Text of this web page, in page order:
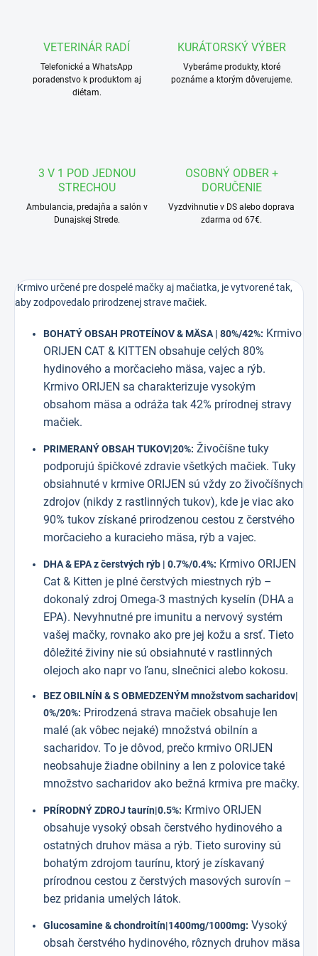
VETERINÁR RADÍ
Telefonické a WhatsApp
poradenstvo k produktom aj
diétam.
KURÁTORSKÝ VÝBER
Vyberáme produkty, ktoré
poznáme a ktorým dôverujeme.
3 V 1 POD JEDNOU
STRECHOU
Ambulancia, predajňa a salón v
Dunajskej Strede.
OSOBNÝ ODBER +
DORUČENIE
Vyzdvihnutie v DS alebo doprava
zdarma od 67€.
Krmivo určené pre dospelé mačky aj mačiatka, je vytvorené tak,
aby zodpovedalo prirodzenej strave mačiek.
BOHATÝ OBSAH PROTEÍNOV & MÄSA | 80%/42%: Krmivo
ORIJEN CAT & KITTEN obsahuje celých 80%
hydinového a morčacieho mäsa, vajec a rýb.
Krmivo ORIJEN sa charakterizuje vysokým
obsahom mäsa a odráža tak 42% prírodnej stravy
mačiek.
PRIMERANÝ OBSAH TUKOV|20%: Živočíšne tuky
podporujú špičkové zdravie všetkých mačiek. Tuky
obsiahnuté v krmive ORIJEN sú vždy zo živočíšnych
zdrojov (nikdy z rastlinných tukov), kde je viac ako
90% tukov získané prirodzenou cestou z čerstvého
morčacieho a kuracieho mäsa, rýb a vajec.
DHA & EPA z čerstvých rýb | 0.7%/0.4%: Krmivo ORIJEN
Cat & Kitten je plné čerstvých miestnych rýb –
dokonalý zdroj Omega-3 mastných kyselín (DHA a
EPA). Nevyhnutné pre imunitu a nervový systém
vašej mačky, rovnako ako pre jej kožu a srsť. Tieto
dôležité živiny nie sú obsiahnuté v rastlinných
olejoch ako napr vo ľanu, slnečnici alebo kokosu.
BEZ OBILNÍN & S OBMEDZENÝM množstvom sacharidov|
0%/20%: Prirodzená strava mačiek obsahuje len
malé (ak vôbec nejaké) množstvá obilnín a
sacharidov. To je dôvod, prečo krmivo ORIJEN
neobsahuje žiadne obilniny a len z polovice také
množstvo sacharidov ako bežná krmiva pre mačky.
PRÍRODNÝ ZDROJ taurín|0.5%: Krmivo ORIJEN
obsahuje vysoký obsah čerstvého hydinového a
ostatných druhov mäsa a rýb. Tieto suroviny sú
bohatým zdrojom taurínu, ktorý je získavaný
prírodnou cestou z čerstvých masových surovín –
bez pridania umelých látok.
Glucosamine & chondroitín|1400mg/1000mg: Vysoký
obsah čerstvého hydinového, rôznych druhov mäsa